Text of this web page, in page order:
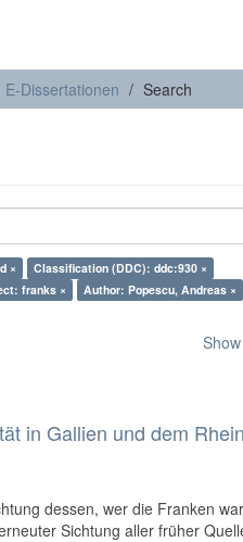
E-Dissertationen Search
×
Classification (DDC): ddc:930 ×
franks ×
Author: Popescu, Andreas ×
in Gallien und dem
dessen, wer die Franken
Sichtung aller früher